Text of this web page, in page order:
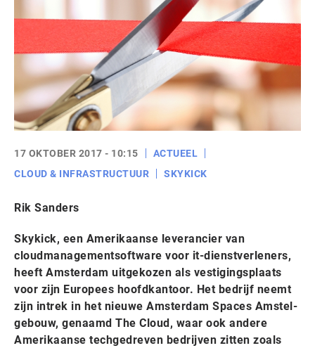
17 OKTOBER 2017 - 10:15
ACTUEEL
CLOUD & INFRASTRUCTUUR
SKYKICK
Rik Sanders
Skykick, een Amerikaanse leverancier van
cloudmanagementsoftware voor it-dienstverleners,
heeft Amsterdam uitgekozen als vestigingsplaats
voor zijn Europees hoofdkantoor. Het bedrijf neemt
zijn intrek in het nieuwe Amsterdam Spaces Amstel-
gebouw, genaamd The Cloud, waar ook andere
Amerikaanse techgedreven bedrijven zitten zoals